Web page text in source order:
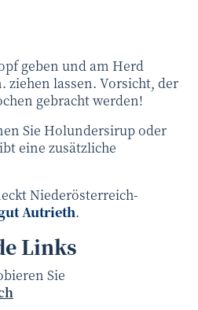
geben und am Herd
ziehen lassen. Vorsicht, der
gebracht werden!
Sie Holundersirup oder
eine zusätzliche
Niederösterreich-
Autrieth.
Links
Sie